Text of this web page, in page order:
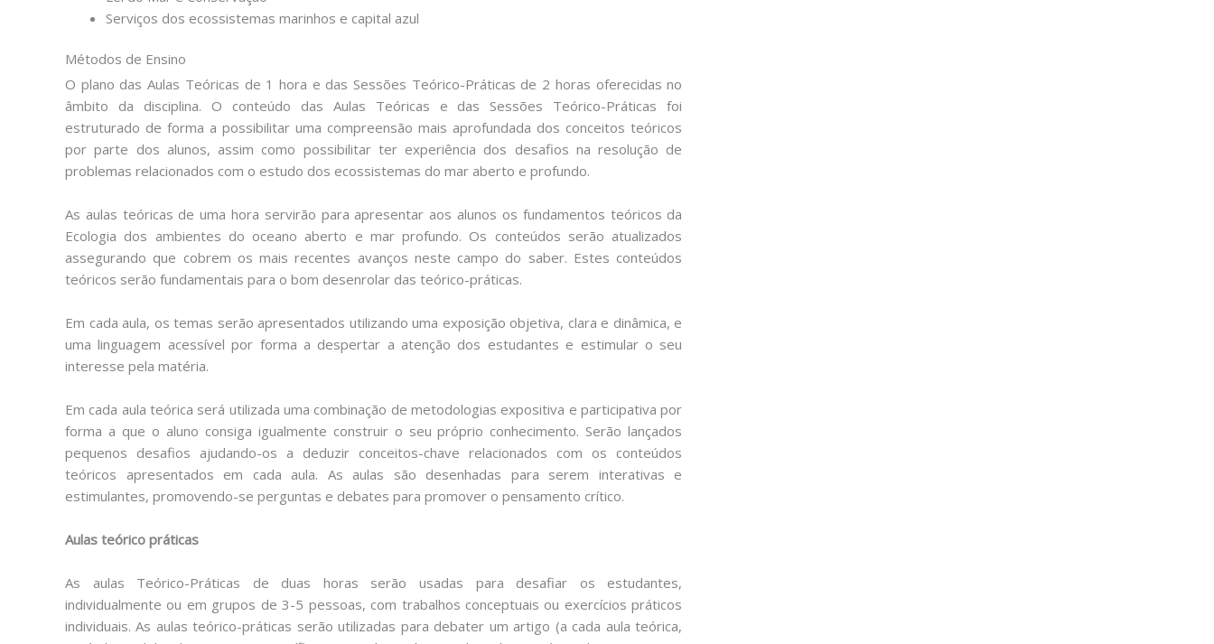
Serviços dos ecossistemas marinhos e capital azul
Métodos de Ensino
O plano das Aulas Teóricas de 1 hora e das Sessões Teórico-Práticas de 2 horas oferecidas no
âmbito da disciplina. O conteúdo das Aulas Teóricas e das Sessões Teórico-Práticas foi
estruturado de forma a possibilitar uma compreensão mais aprofundada dos conceitos teóricos
por parte dos alunos, assim como possibilitar ter experiência dos desafios na resolução de
problemas relacionados com o estudo dos ecossistemas do mar aberto e profundo.
As aulas teóricas de uma hora servirão para apresentar aos alunos os fundamentos teóricos da
Ecologia dos ambientes do oceano aberto e mar profundo. Os conteúdos serão atualizados
assegurando que cobrem os mais recentes avanços neste campo do saber. Estes conteúdos
teóricos serão fundamentais para o bom desenrolar das teórico-práticas.
Em cada aula, os temas serão apresentados utilizando uma exposição objetiva, clara e dinâmica, e
uma linguagem acessível por forma a despertar a atenção dos estudantes e estimular o seu
interesse pela matéria.
Em cada aula teórica será utilizada uma combinação de metodologias expositiva e participativa por
forma a que o aluno consiga igualmente construir o seu próprio conhecimento. Serão lançados
pequenos desafios ajudando-os a deduzir conceitos-chave relacionados com os conteúdos
teóricos apresentados em cada aula. As aulas são desenhadas para serem interativas e
estimulantes, promovendo-se perguntas e debates para promover o pensamento crítico.
Aulas teórico práticas
As aulas Teórico-Práticas de duas horas serão usadas para desafiar os estudantes,
individualmente ou em grupos de 3-5 pessoas, com trabalhos conceptuais ou exercícios práticos
individuais. As aulas teórico-práticas serão utilizadas para debater um artigo (a cada aula teórica,